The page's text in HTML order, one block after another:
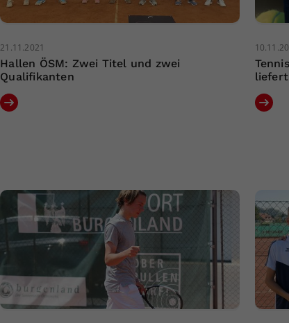
21.11.2021
Hallen ÖSM: Zwei Titel und zwei
Qualifikanten